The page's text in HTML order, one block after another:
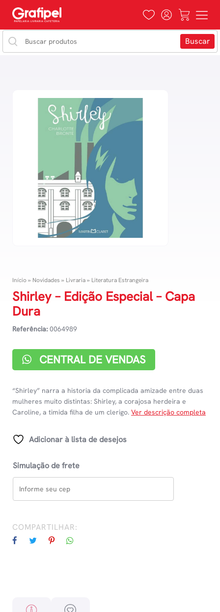
Início» Novidades » Livraria» Literatura Estrangeira
Shirley – Edição Especial – Capa
Dura
Referência: 0064989
CENTRAL DE VENDAS
“Shirley” narra a historia da complicada amizade entre duas
mulheres muito distintas: Shirley, a corajosa herdeira e
Caroline, a timida filha de um clerigo. Ver descrição completa
Adicionar à lista de desejos
Simulação de frete
COMPARTILHAR: